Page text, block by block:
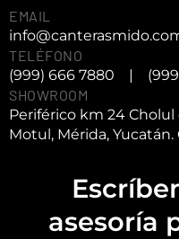
EMAIL
TELÉFONO
(999) 666 7880
|
SHOWROOM
Periférico km 24
Motul, Mérida, Yucatán.
asesoría